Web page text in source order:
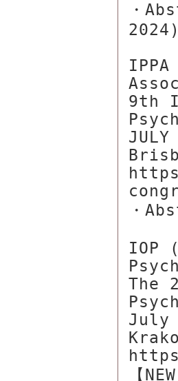
・
2024)
9th
・
IOP
The
July
【